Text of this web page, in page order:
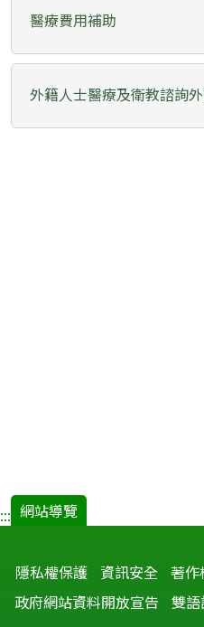
醫療費用補助
外籍人士醫療及衛教諮詢
::: 網站導覽
隱私權保護 資訊安全 著作
政府網站資料開放宣告
雙